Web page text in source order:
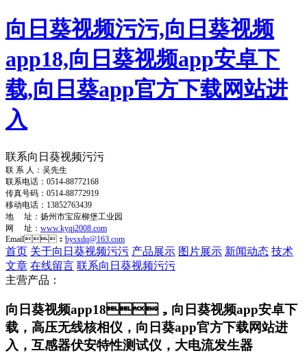
向日葵视频污污,向日葵视频
app18,向日葵视频app安卓下
载,向日葵app官方下载网站进
入
联系向日葵视频污污
联 系 人：吴先生
联系电话：0514-88772168
传真号码：0514-88772919
移动电话：13852763439
地 址：扬州市宝应柳堡工业园
网 址： www.kyqj2008.com
Email： bysxdq@163.com
首页 关于向日葵视频污污 产品展示 图片展示 新闻动态 技术
文章 在线留言 联系向日葵视频污污
主营产品：
向日葵视频app18，向日葵视频app安卓下
载，高压无线核相仪，向日葵app官方下载网站进
入，互感器伏安特性测试仪，大电流发生器